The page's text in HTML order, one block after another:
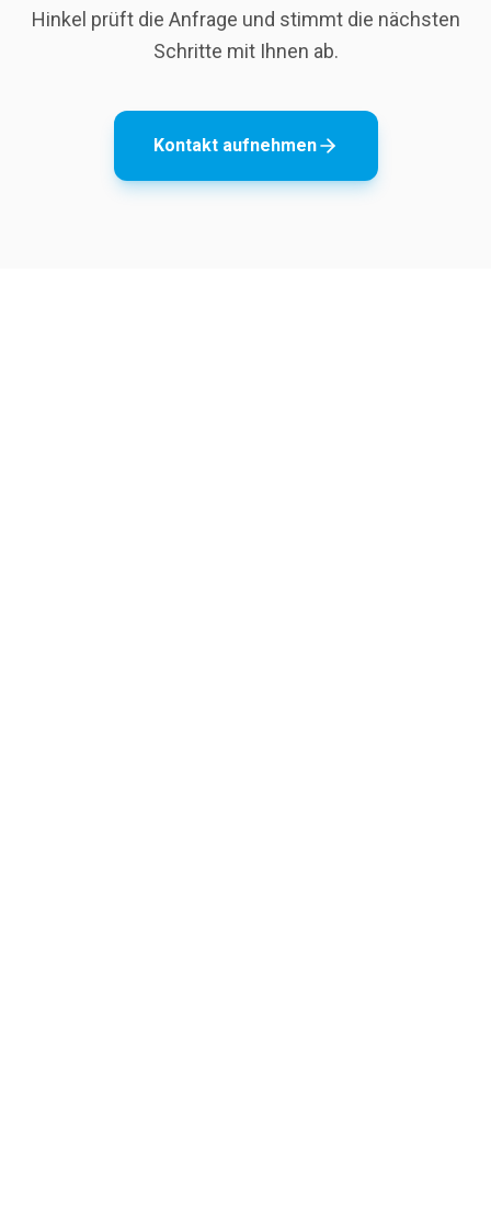
Hinkel prüft die Anfrage und stimmt die nächsten
Schritte mit Ihnen ab.
Kontakt aufnehmen